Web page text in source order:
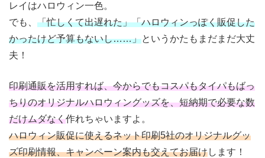
レイはハロウィン一色。
でも、 「忙しくて出遅れた」「ハロウィンっぽく販促した
かったけど予算もないし……」というかたもまだまだ大丈
夫！
印刷通販を活用すれば、今からでもコスパもタイパもばっ
ちりのオリジナルハロウィングッズを、短納期で必要な数
だけムダなく作れちゃいますよ。
ハロウィン販促に使えるネット印刷5社のオリジナルグッ
ズ印刷情報、キャンペーン案内も交えてお届けします！